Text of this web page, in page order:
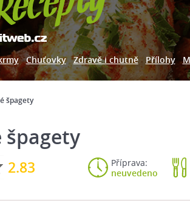
Chuťovky Zdravě i chutně Přílohy
špagety
špagety
2.83
Příprava:
neuvedeno